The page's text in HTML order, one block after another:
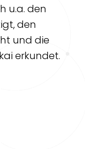
u.a. den
den
und die
erkundet.